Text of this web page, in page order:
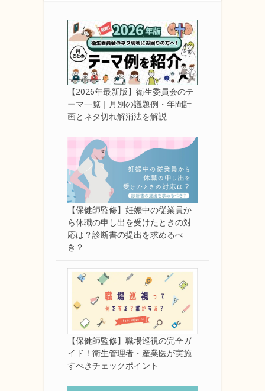
【2026年最新版】衛生委員会のテ
ーマ一覧｜月別の議題例・年間計
画とネタ切れ解消法を解説
【保健師監修】妊娠中の従業員か
ら休職の申し出を受けたときの対
応は？診断書の提出を求めるべ
き？
【保健師監修】職場巡視の完全ガ
イド！衛生管理者・産業医が実施
すべきチェックポイント